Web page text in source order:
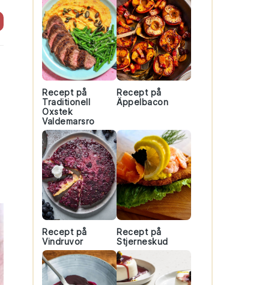
Recept på
Traditionell
Oxstek
Valdemarsro
Recept på
Äppelbacon
Recept på
Vindruvor
Recept på
Stjerneskud